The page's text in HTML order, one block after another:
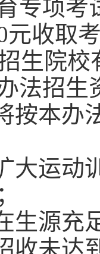
专项考
元收取
生院校
法招生
按本
大运
生源
收未